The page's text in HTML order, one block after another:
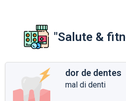
"Salute &
dor de dentes
mal di denti